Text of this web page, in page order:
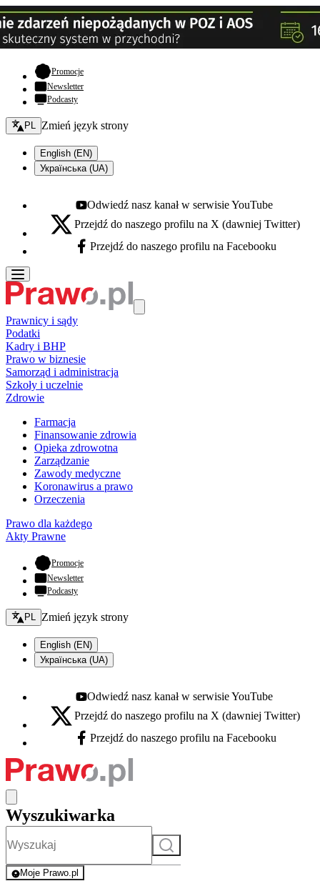
Promocje- otwiera się w nowej karcie
Newsletter
Podcasty
Zmień język - bieżący:
PL Zmień język strony
English (EN)
Українська (UA)
Youtube - otwiera się w nowej karcie
Odwiedź nasz kanał w serwisie YouTube
X - otwiera się w nowej karcie
Przejdź do naszego profilu na X (dawniej Twitter)
Facebook - otwiera się w nowej karcie
Przejdź do naszego profilu na Facebooku
Prawnicy i sądy
Podatki
Kadry i BHP
Prawo w biznesie
Samorząd i administracja
Szkoły i uczelnie
Zdrowie
Farmacja
Finansowanie zdrowia
Opieka zdrowotna
Zarządzanie
Zawody medyczne
Koronawirus a prawo
Orzeczenia
Prawo dla każdego
Akty Prawne
Promocje- otwiera się w nowej karcie
Newsletter
Podcasty
Zmień język - bieżący:
PL Zmień język strony
English (EN)
Українська (UA)
Youtube - otwiera się w nowej karcie
Odwiedź nasz kanał w serwisie YouTube
X - otwiera się w nowej karcie
Przejdź do naszego profilu na X (dawniej Twitter)
Facebook - otwiera się w nowej karcie
Przejdź do naszego profilu na Facebooku
Wyszukiwarka
Szukaj
Moje Prawo.pl
- rejestracja i logowanie do serwisu